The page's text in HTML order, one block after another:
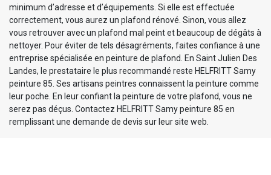
minimum d’adresse et d’équipements. Si elle est effectuée
correctement, vous aurez un plafond rénové. Sinon, vous allez
vous retrouver avec un plafond mal peint et beaucoup de dégâts à
nettoyer. Pour éviter de tels désagréments, faites confiance à une
entreprise spécialisée en peinture de plafond. En Saint Julien Des
Landes, le prestataire le plus recommandé reste HELFRITT Samy
peinture 85. Ses artisans peintres connaissent la peinture comme
leur poche. En leur confiant la peinture de votre plafond, vous ne
serez pas déçus. Contactez HELFRITT Samy peinture 85 en
remplissant une demande de devis sur leur site web.